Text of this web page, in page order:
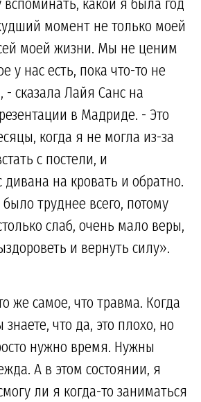
момент не только моей
моей жизни. Мы не ценим
у нас есть, пока что-то не
- сказала Лайя Санс на
в Мадриде. - Это
когда я не могла из-за
с постели, и
на кровать и обратно.
труднее всего, потому
слаб, очень мало веры,
и вернуть силу».
же самое, что травма. Когда
что да, это плохо, но
нужно время. Нужны
А в этом состоянии, я
ли я когда-то заниматься